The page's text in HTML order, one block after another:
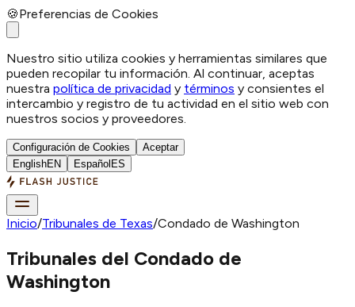
🍪Preferencias de Cookies
Nuestro sitio utiliza cookies y herramientas similares que
pueden recopilar tu información. Al continuar, aceptas
nuestra política de privacidad y términos y consientes el
intercambio y registro de tu actividad en el sitio web con
nuestros socios y proveedores.
Configuración de Cookies
Aceptar
EnglishEN Español ES
Inicio/Tribunales de Texas/Condado de Washington
Tribunales del Condado de
Washington